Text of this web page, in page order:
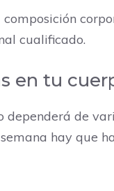
cualificado.
en tu
de
hay que